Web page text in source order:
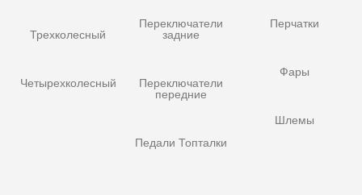
Трехколесный
Четырехколесный
Переключатели
задние
Переключатели
передние
Педали Топталки
Перчатки
Фары
Шлемы